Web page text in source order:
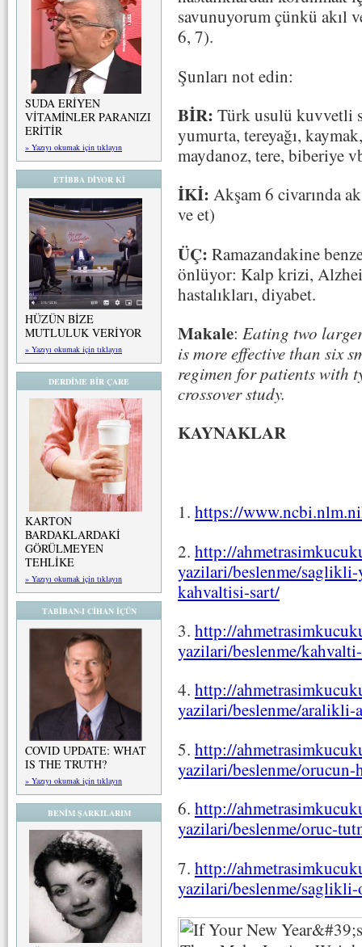
SUDA ERİYEN
VİTAMİNLER PARANIZI
ERİTİR
» Yazıyı okumak için tıklayın
ETİBBA DİYOR Kİ
HÜZÜN BİZE
MUTLULUK VERİYOR
» Yazıyı okumak için tıklayın
DERDİME BİR ÇARE
KARTON
BARDAKLARDAKİ
GÖRÜLMEYEN
TEHLİKE
» Yazıyı okumak için tıklayın
TABİBAN-I CİHAN İÇÜN
COVID UPDATE: WHAT
IS THE TRUTH?
» Yazıyı okumak için tıklayın
BENİM ŞARKILARIM
savunuyorum çünkü akıl
6, 7).
Şunları not edin:
BİR: Türk usulü kuvvetli
yumurta, tereyağı,
maydanoz, tere, biberiye
İKİ: Akşam 6 civarında
ve et)
ÜÇ: Ramazandakine
önlüyor: Kalp krizi,
hastalıkları, diyabet.
Makale: Eating two
is more effective than six
regimen for patients with
crossover study.
KAYNAKLAR
1. https://
2. http://
yazilari/beslenme/
kahvaltisi-sart/
3. http://
yazilari/beslenme/
4. http://
yazilari/beslenme/
5. http://
yazilari/beslenme/
6. http://
yazilari/beslenme/oruc-
7. http://
yazilari/beslenme/